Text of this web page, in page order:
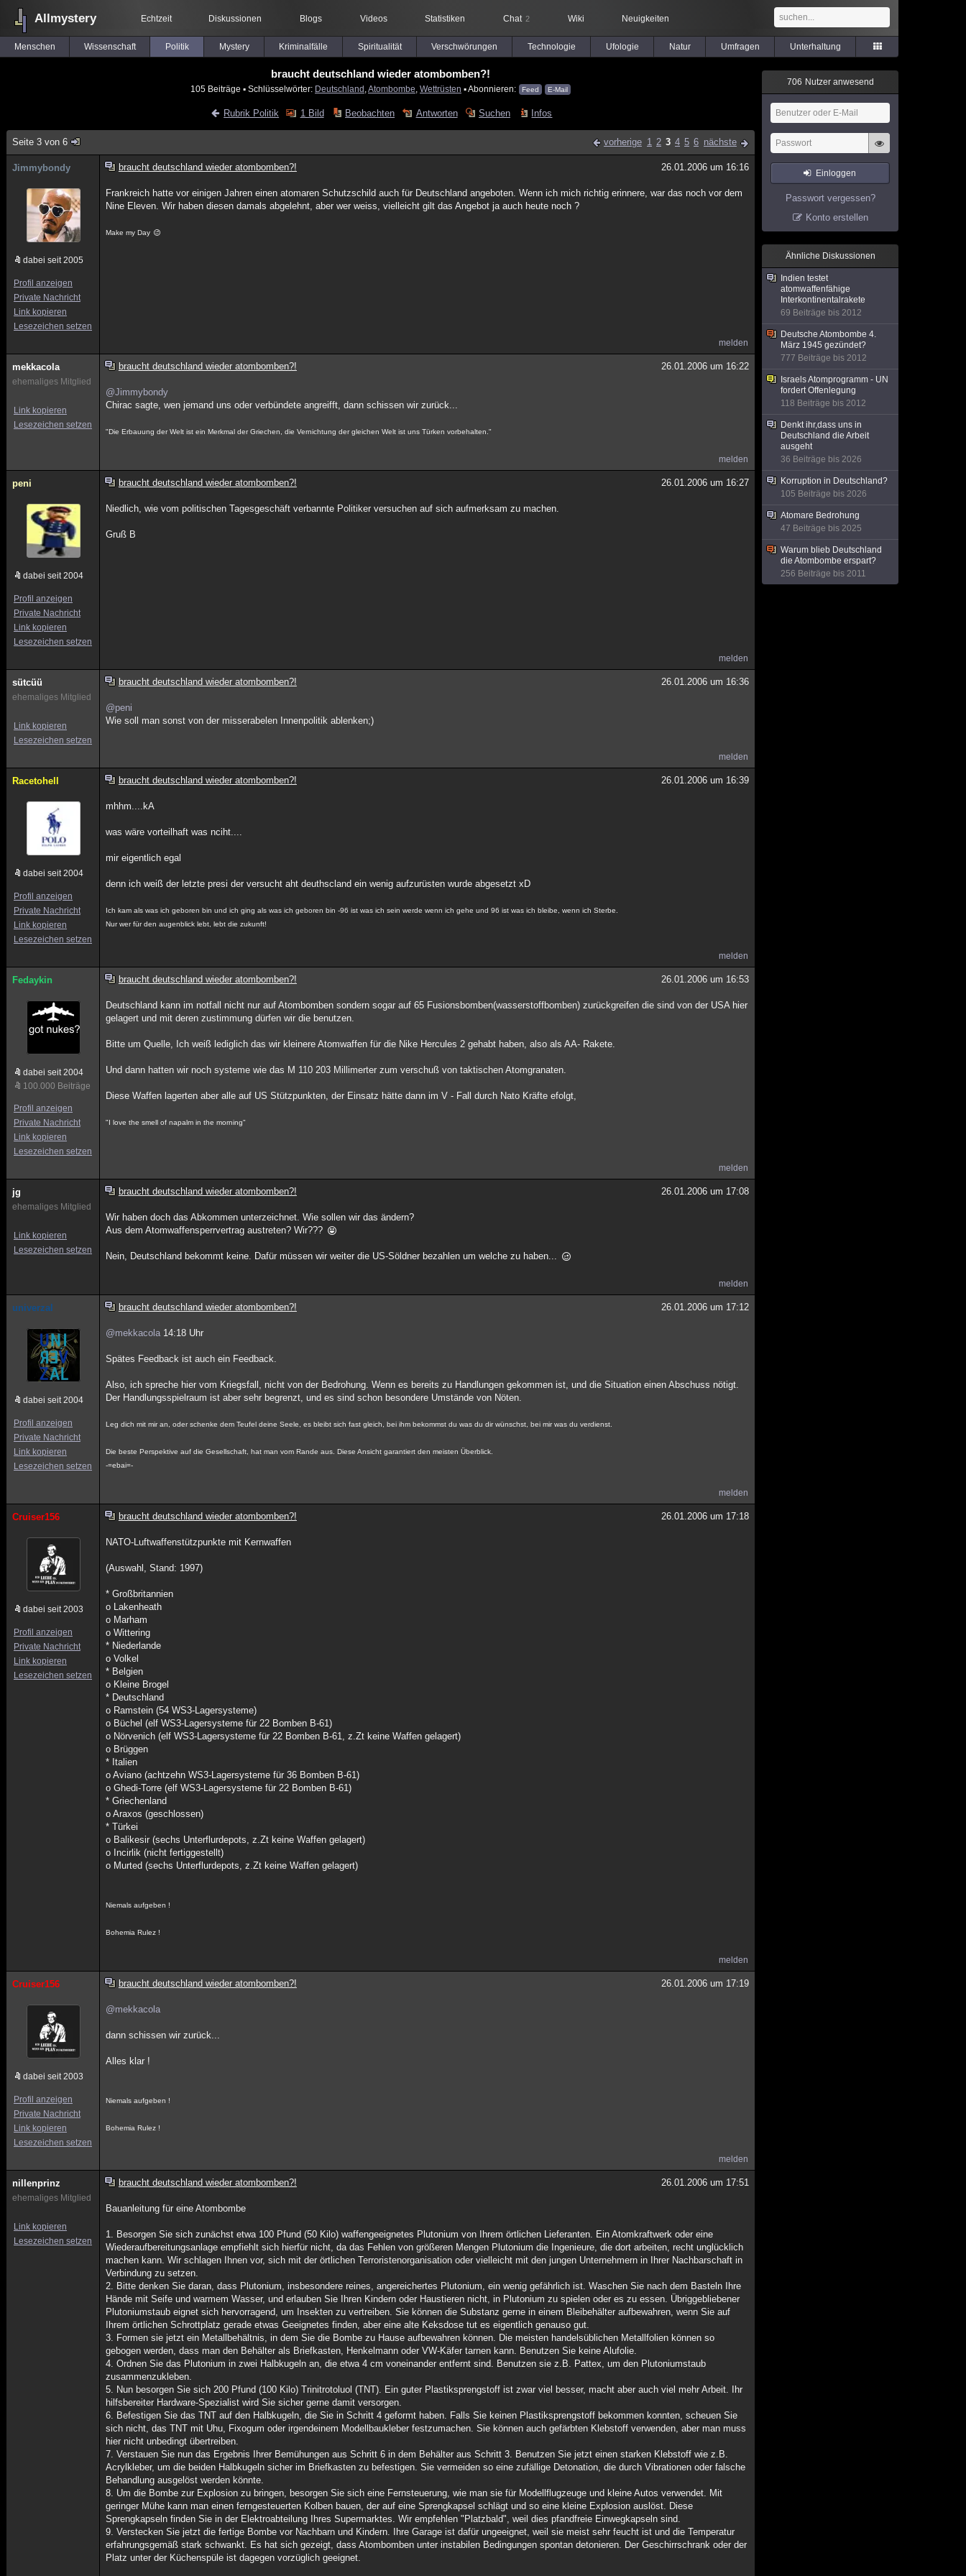
Allmystery Echtzeit Diskussionen Blogs Videos Statistiken Chat 2 Wiki Neuigkeiten
Menschen Wissenschaft Politik Mystery Kriminalfälle Spiritualität Verschwörungen Technologie Ufologie Natur Umfragen Unterhaltung
braucht deutschland wieder atombomben?!
105 Beiträge ▪ Schlüsselwörter: Deutschland Atombombe Wettrüsten ▪ Abonnieren: Feed E-Mail
Rubrik Politik 1 Bild Beobachten Antworten Suchen Infos
Seite 3 von 6 vorherige 1 2 3 4 5 6 nächste
Jimmybondy
dabei seit 2005
Profil anzeigen
Private Nachricht
Link kopieren
Lesezeichen setzen
braucht deutschland wieder atombomben?! 26.01.2006 um 16:16
Frankreich hatte vor einigen Jahren einen atomaren Schutzschild auch für Deutschland angeboten. Wenn ich mich richtig erinnere, war das noch vor dem
Nine Eleven. Wir haben diesen damals abgelehnt, aber wer weiss, vielleicht gilt das Angebot ja auch heute noch ?
Make my Day
melden
mekkacola
ehemaliges Mitglied
Link kopieren
Lesezeichen setzen
braucht deutschland wieder atombomben?! 26.01.2006 um 16:22
@Jimmybondy
Chirac sagte, wen jemand uns oder verbündete angreifft, dann schissen wir zurück...
"Die Erbauung der Welt ist ein Merkmal der Griechen, die Vernichtung der gleichen Welt ist uns Türken vorbehalten."
melden
peni
dabei seit 2004
Profil anzeigen
Private Nachricht
Link kopieren
Lesezeichen setzen
braucht deutschland wieder atombomben?! 26.01.2006 um 16:27
Niedlich, wie vom politischen Tagesgeschäft verbannte Politiker versuchen auf sich aufmerksam zu machen.
Gruß B
melden
sütcüü
ehemaliges Mitglied
Link kopieren
Lesezeichen setzen
braucht deutschland wieder atombomben?! 26.01.2006 um 16:36
@peni
Wie soll man sonst von der misserabelen Innenpolitik ablenken;)
melden
Racetohell
dabei seit 2004
Profil anzeigen
Private Nachricht
Link kopieren
Lesezeichen setzen
braucht deutschland wieder atombomben?! 26.01.2006 um 16:39
mhhm....kA
was wäre vorteilhaft was nciht....
mir eigentlich egal
denn ich weiß der letzte presi der versucht aht deuthscland ein wenig aufzurüsten wurde abgesetzt xD
Ich kam als was ich geboren bin und ich ging als was ich geboren bin -96 ist was ich sein werde wenn ich gehe und 96 ist was ich bleibe, wenn ich Sterbe.
Nur wer für den augenblick lebt, lebt die zukunft!
melden
Fedaykin
dabei seit 2004
100.000 Beiträge
Profil anzeigen
Private Nachricht
Link kopieren
Lesezeichen setzen
braucht deutschland wieder atombomben?! 26.01.2006 um 16:53
Deutschland kann im notfall nicht nur auf Atombomben sondern sogar auf 65 Fusionsbomben(wasserstoffbomben) zurückgreifen die sind von der USA hier
gelagert und mit deren zustimmung dürfen wir die benutzen.
Bitte um Quelle, Ich weiß lediglich das wir kleinere Atomwaffen für die Nike Hercules 2 gehabt haben, also als AA- Rakete.
Und dann hatten wir noch systeme wie das M 110 203 Millimerter zum verschuß von taktischen Atomgranaten.
Diese Waffen lagerten aber alle auf US Stützpunkten, der Einsatz hätte dann im V - Fall durch Nato Kräfte efolgt,
"I love the smell of napalm in the morning"
melden
jg
ehemaliges Mitglied
Link kopieren
Lesezeichen setzen
braucht deutschland wieder atombomben?! 26.01.2006 um 17:08
Wir haben doch das Abkommen unterzeichnet. Wie sollen wir das ändern?
Aus dem Atomwaffensperrvertrag austreten? Wir???
Nein, Deutschland bekommt keine. Dafür müssen wir weiter die US-Söldner bezahlen um welche zu haben...
melden
univerzal
dabei seit 2004
Profil anzeigen
Private Nachricht
Link kopieren
Lesezeichen setzen
braucht deutschland wieder atombomben?! 26.01.2006 um 17:12
@mekkacola 14:18 Uhr
Spätes Feedback ist auch ein Feedback.
Also, ich spreche hier vom Kriegsfall, nicht von der Bedrohung. Wenn es bereits zu Handlungen gekommen ist, und die Situation einen Abschuss nötigt.
Der Handlungsspielraum ist aber sehr begrenzt, und es sind schon besondere Umstände von Nöten.
Leg dich mit mir an, oder schenke dem Teufel deine Seele, es bleibt sich fast gleich, bei ihm bekommst du was du dir wünschst, bei mir was du verdienst.
Die beste Perspektive auf die Gesellschaft, hat man vom Rande aus. Diese Ansicht garantiert den meisten Überblick.
-=ebai=-
melden
Cruiser156
dabei seit 2003
Profil anzeigen
Private Nachricht
Link kopieren
Lesezeichen setzen
braucht deutschland wieder atombomben?! 26.01.2006 um 17:18
NATO-Luftwaffenstützpunkte mit Kernwaffen
(Auswahl, Stand: 1997)
* Großbritannien
o Lakenheath
o Marham
o Wittering
* Niederlande
o Volkel
* Belgien
o Kleine Brogel
* Deutschland
o Ramstein (54 WS3-Lagersysteme)
o Büchel (elf WS3-Lagersysteme für 22 Bomben B-61)
o Nörvenich (elf WS3-Lagersysteme für 22 Bomben B-61, z.Zt keine Waffen gelagert)
o Brüggen
* Italien
o Aviano (achtzehn WS3-Lagersysteme für 36 Bomben B-61)
o Ghedi-Torre (elf WS3-Lagersysteme für 22 Bomben B-61)
* Griechenland
o Araxos (geschlossen)
* Türkei
o Balikesir (sechs Unterflurdepots, z.Zt keine Waffen gelagert)
o Incirlik (nicht fertiggestellt)
o Murted (sechs Unterflurdepots, z.Zt keine Waffen gelagert)
Niemals aufgeben !
Bohemia Rulez !
melden
Cruiser156
dabei seit 2003
Profil anzeigen
Private Nachricht
Link kopieren
Lesezeichen setzen
braucht deutschland wieder atombomben?! 26.01.2006 um 17:19
@mekkacola
dann schissen wir zurück...
Alles klar !
Niemals aufgeben !
Bohemia Rulez !
melden
nillenprinz
ehemaliges Mitglied
Link kopieren
Lesezeichen setzen
braucht deutschland wieder atombomben?! 26.01.2006 um 17:51
Bauanleitung für eine Atombombe
1. Besorgen Sie sich zunächst etwa 100 Pfund (50 Kilo) waffengeeignetes Plutonium von Ihrem örtlichen Lieferanten. Ein Atomkraftwerk oder eine
Wiederaufbereitungsanlage empfiehlt sich hierfür nicht, da das Fehlen von größeren Mengen Plutonium die Ingenieure, die dort arbeiten, recht unglücklich
machen kann. Wir schlagen Ihnen vor, sich mit der örtlichen Terroristenorganisation oder vielleicht mit den jungen Unternehmern in Ihrer Nachbarschaft in
Verbindung zu setzen.
2. Bitte denken Sie daran, dass Plutonium, insbesondere reines, angereichertes Plutonium, ein wenig gefährlich ist. Waschen Sie nach dem Basteln Ihre
Hände mit Seife und warmem Wasser, und erlauben Sie Ihren Kindern oder Haustieren nicht, in Plutonium zu spielen oder es zu essen. Übriggebliebener
Plutoniumstaub eignet sich hervorragend, um Insekten zu vertreiben. Sie können die Substanz gerne in einem Bleibehälter aufbewahren, wenn Sie auf
Ihrem örtlichen Schrottplatz gerade etwas Geeignetes finden, aber eine alte Keksdose tut es eigentlich genauso gut.
3. Formen sie jetzt ein Metallbehältnis, in dem Sie die Bombe zu Hause aufbewahren können. Die meisten handelsüblichen Metallfolien können so
gebogen werden, dass man den Behälter als Briefkasten, Henkelmann oder VW-Käfer tarnen kann. Benutzen Sie keine Alufolie.
4. Ordnen Sie das Plutonium in zwei Halbkugeln an, die etwa 4 cm voneinander entfernt sind. Benutzen sie z.B. Pattex, um den Plutoniumstaub
zusammenzukleben.
5. Nun besorgen Sie sich 200 Pfund (100 Kilo) Trinitrotoluol (TNT). Ein guter Plastiksprengstoff ist zwar viel besser, macht aber auch viel mehr Arbeit. Ihr
hilfsbereiter Hardware-Spezialist wird Sie sicher gerne damit versorgen.
6. Befestigen Sie das TNT auf den Halbkugeln, die Sie in Schritt 4 geformt haben. Falls Sie keinen Plastiksprengstoff bekommen konnten, scheuen Sie
sich nicht, das TNT mit Uhu, Fixogum oder irgendeinem Modellbaukleber festzumachen. Sie können auch gefärbten Klebstoff verwenden, aber man muss
hier nicht unbedingt übertreiben.
7. Verstauen Sie nun das Ergebnis Ihrer Bemühungen aus Schritt 6 in dem Behälter aus Schritt 3. Benutzen Sie jetzt einen starken Klebstoff wie z.B.
Acrylkleber, um die beiden Halbkugeln sicher im Briefkasten zu befestigen. Sie vermeiden so eine zufällige Detonation, die durch Vibrationen oder falsche
Behandlung ausgelöst werden könnte.
8. Um die Bombe zur Explosion zu bringen, besorgen Sie sich eine Fernsteuerung, wie man sie für Modellflugzeuge und kleine Autos verwendet. Mit
geringer Mühe kann man einen ferngesteuerten Kolben bauen, der auf eine Sprengkapsel schlägt und so eine kleine Explosion auslöst. Diese
Sprengkapseln finden Sie in der Elektroabteilung Ihres Supermarktes. Wir empfehlen "Platzbald", weil dies pfandfreie Einwegkapseln sind.
9. Verstecken Sie jetzt die fertige Bombe vor Nachbarn und Kindern. Ihre Garage ist dafür ungeeignet, weil sie meist sehr feucht ist und die Temperatur
erfahrungsgemäß stark schwankt. Es hat sich gezeigt, dass Atombomben unter instabilen Bedingungen spontan detonieren. Der Geschirrschrank oder der
Platz unter der Küchenspüle ist dagegen vorzüglich geeignet.
706 Nutzer anwesend
Einloggen
Passwort vergessen?
Konto erstellen
Ähnliche Diskussionen
Indien testet
atomwaffenfähige
Interkontinentalrakete
69 Beiträge bis 2012
Deutsche Atombombe 4.
März 1945 gezündet?
777 Beiträge bis 2012
Israels Atomprogramm - UN
fordert Offenlegung
118 Beiträge bis 2012
Denkt ihr,dass uns in
Deutschland die Arbeit
ausgeht
36 Beiträge bis 2026
Korruption in Deutschland?
105 Beiträge bis 2026
Atomare Bedrohung
47 Beiträge bis 2025
Warum blieb Deutschland
die Atombombe erspart?
256 Beiträge bis 2011